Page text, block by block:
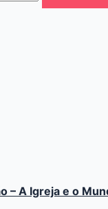
– A Igreja e o